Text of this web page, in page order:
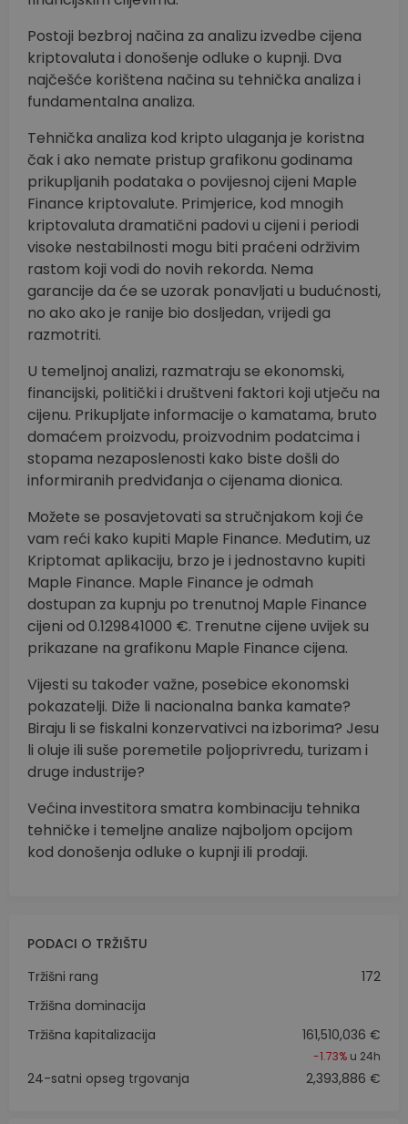
Postoji bezbroj načina za analizu izvedbe cijena
kriptovaluta i donošenje odluke o kupnji. Dva
najčešće korištena načina su tehnička analiza i
fundamentalna analiza.
Tehnička analiza kod kripto ulaganja je koristna
čak i ako nemate pristup grafikonu godinama
prikupljanih podataka o povijesnoj cijeni Maple
Finance kriptovalute. Primjerice, kod mnogih
kriptovaluta dramatični padovi u cijeni i periodi
visoke nestabilnosti mogu biti praćeni održivim
rastom koji vodi do novih rekorda. Nema
garancije da će se uzorak ponavljati u budućnosti,
no ako ako je ranije bio dosljedan, vrijedi ga
razmotriti.
U temeljnoj analizi, razmatraju se ekonomski,
financijski, politički i društveni faktori koji utječu na
cijenu. Prikupljate informacije o kamatama, bruto
domaćem proizvodu, proizvodnim podatcima i
stopama nezaposlenosti kako biste došli do
informiranih predviđanja o cijenama dionica.
Možete se posavjetovati sa stručnjakom koji će
vam reći kako kupiti Maple Finance. Međutim, uz
Kriptomat aplikaciju, brzo je i jednostavno kupiti
Maple Finance. Maple Finance je odmah
dostupan za kupnju po trenutnoj Maple Finance
cijeni od 0.129841000 €. Trenutne cijene uvijek su
prikazane na grafikonu Maple Finance cijena.
Vijesti su također važne, posebice ekonomski
pokazatelji. Diže li nacionalna banka kamate?
Biraju li se fiskalni konzervativci na izborima? Jesu
li oluje ili suše poremetile poljoprivredu, turizam i
druge industrije?
Većina investitora smatra kombinaciju tehnika
tehničke i temeljne analize najboljom opcijom
kod donošenja odluke o kupnji ili prodaji.
PODACI O TRŽIŠTU
Tržišni rang
172
Tržišna dominacija
Tržišna kapitalizacija
161,510,036 €
-1.73% u 24h
24-satni opseg trgovanja 2,393,886 €